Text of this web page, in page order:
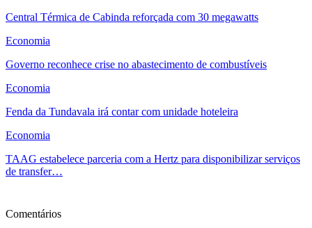
Central Térmica de Cabinda reforçada com 30 megawatts
Economia
Governo reconhece crise no abastecimento de combustíveis
Economia
Fenda da Tundavala irá contar com unidade hoteleira
Economia
TAAG estabelece parceria com a Hertz para disponibilizar serviços
de transfer…
Comentários